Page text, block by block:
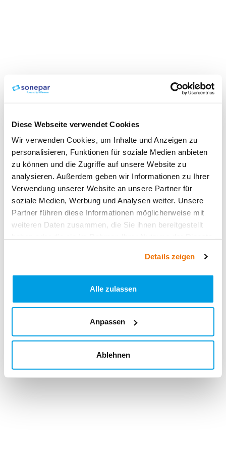
Diese Webseite verwendet Cookies
Wir verwenden Cookies, um Inhalte und Anzeigen zu
personalisieren, Funktionen für soziale Medien anbieten
zu können und die Zugriffe auf unsere Website zu
analysieren. Außerdem geben wir Informationen zu Ihrer
Verwendung unserer Website an unsere Partner für
soziale Medien, Werbung und Analysen weiter. Unsere
Partner führen diese Informationen möglicherweise mit
weiteren Daten zusammen, die Sie ihnen bereitgestellt
Details zeigen
Alle zulassen
Anpassen
Ablehnen